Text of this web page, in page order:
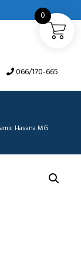
066/170-665
Havana MG
0